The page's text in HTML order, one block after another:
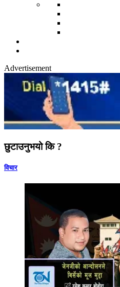
Advertisement
छुटाउनुभयो कि ?
विचार